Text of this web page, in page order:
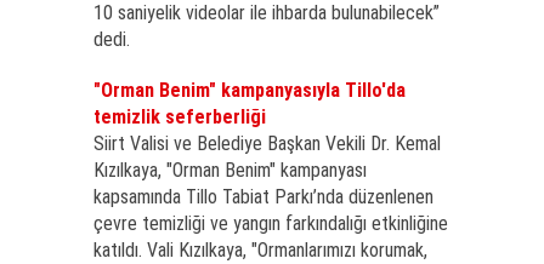
10 saniyelik videolar ile ihbarda bulunabilecek”
dedi.
"Orman Benim" kampanyasıyla Tillo'da
temizlik seferberliği
Siirt Valisi ve Belediye Başkan Vekili Dr. Kemal
Kızılkaya, "Orman Benim" kampanyası
kapsamında Tillo Tabiat Parkı’nda düzenlenen
çevre temizliği ve yangın farkındalığı etkinliğine
katıldı. Vali Kızılkaya, "Ormanlarımızı korumak,